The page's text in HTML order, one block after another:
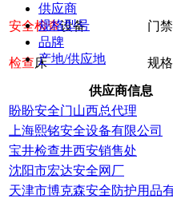
安全检查设备 门
检查床 规
供应商
规格型号
品牌
产地/供应地
供应商信息
盼盼安全门山西总代理
上海熙铭安全设备有限公司
宝井检查井西安销售处
沈阳市宏达安全网厂
天津市博克森安全防护用品